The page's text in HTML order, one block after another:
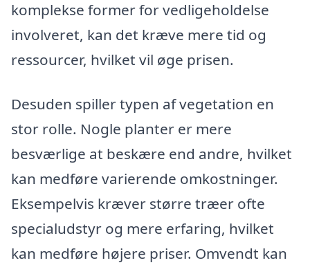
komplekse former for vedligeholdelse
involveret, kan det kræve mere tid og
ressourcer, hvilket vil øge prisen.
Desuden spiller typen af vegetation en
stor rolle. Nogle planter er mere
besværlige at beskære end andre, hvilket
kan medføre varierende omkostninger.
Eksempelvis kræver større træer ofte
specialudstyr og mere erfaring, hvilket
kan medføre højere priser. Omvendt kan